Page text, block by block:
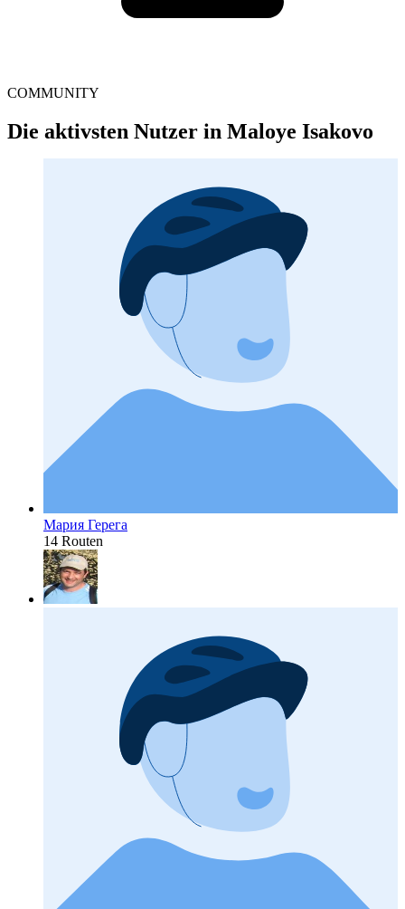
COMMUNITY
Die aktivsten Nutzer in Maloye Isakovo
Мария Герега
14 Routen